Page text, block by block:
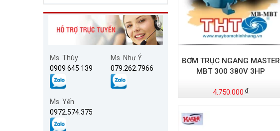
Ms. Thùy
0909 645 139
Ms. Như Ý
079.262.7966
Ms. Yến
0972.574.375
BƠM TRỤC NGANG MASTER
MBT 300 380V 3HP
4.750.000